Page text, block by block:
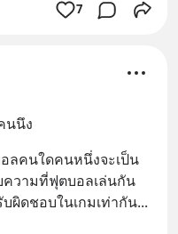
7
นนึง
ลคนใดคนหนึ่งจะเป็น
ความที่ฟุตบอลเล่นกัน
ผิดชอบในเกมเท่ากัน